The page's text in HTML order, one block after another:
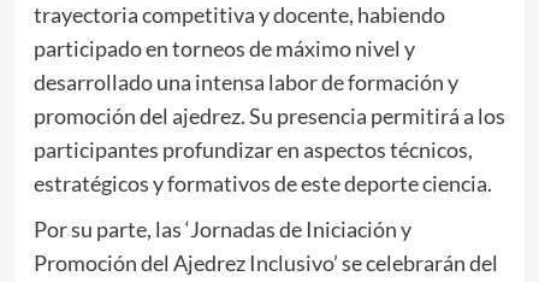
trayectoria competitiva y docente, habiendo
participado en torneos de máximo nivel y
desarrollado una intensa labor de formación y
promoción del ajedrez. Su presencia permitirá a los
participantes profundizar en aspectos técnicos,
estratégicos y formativos de este deporte ciencia.
Por su parte, las ‘Jornadas de Iniciación y
Promoción del Ajedrez Inclusivo’ se celebrarán del